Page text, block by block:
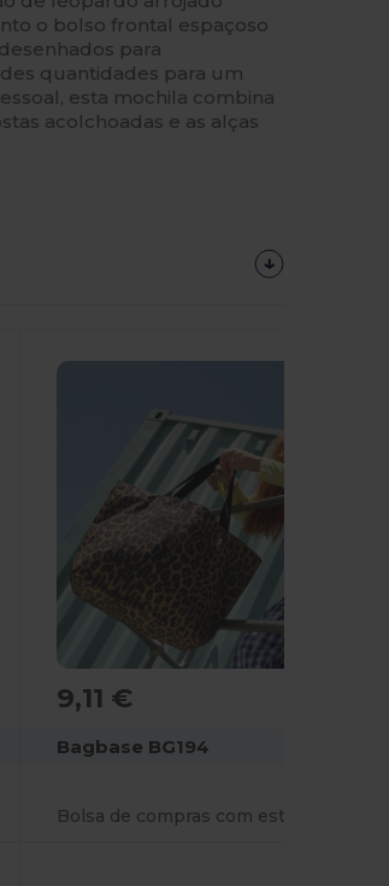
o bolso frontal espaçoso
para
quantidades para um
esta mochila combina
acolchoadas e as alças
9,11 €
Bagbase BG194